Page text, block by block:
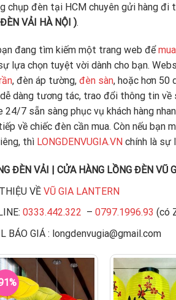
chụp đèn tại HCM chuyên gửi hàng đi
ĐÈN VẢI HÀ NỘI ).
đang tìm kiếm một trang web để
lựa chọn tuyệt vời dành cho bạn.
, đèn áp tường, đèn sàn, hoặc hơn 50
dễ dàng tương tác, trao đổi thông tin về
24/7 sẵn sàng phục vụ khách hàng
về chiếc đèn cần mua. Còn nếu bạn
thì LONGDENVUGIA.VN chính là sự
ĐÈN VẢI | CỬA HÀNG LỒNG ĐÈN VŨ
VỀ VŨ GIA LANTERN
0333.442.322 – 0797.1996.93 (có
BÁO GIÁ : longdenvugia@gmail.com